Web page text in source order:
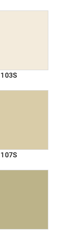
103S
107S